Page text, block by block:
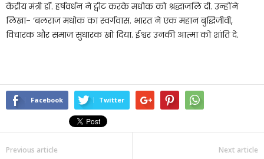
केंद्रीय मंत्री डॉ. हर्षवर्धन ने ट्वीट करके मधोक को श्रद्धांजलि दी. उन्होंने
लिखा- ‘बलराज मधोक का स्वर्गवास. भारत ने एक महान बुद्धिजीवी,
विचारक और समाज सुधारक खो दिया. ईश्वर उनकी आत्मा को शांति दे.
Facebook Twitter
Previous article Next article